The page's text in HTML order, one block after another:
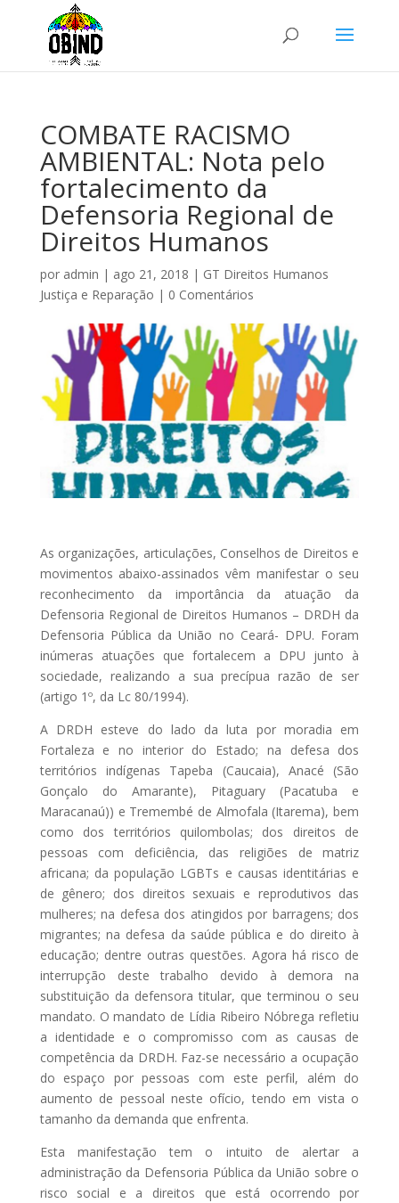
COMBATE RACISMO
AMBIENTAL: Nota pelo
fortalecimento da
Defensoria Regional de
Direitos Humanos
por admin | ago 21, 2018 | GT Direitos Humanos
Justiça e Reparação | 0 Comentários
As organizações, articulações, Conselhos de Direitos e
movimentos abaixo-assinados vêm manifestar o seu
reconhecimento da importância da atuação da
Defensoria Regional de Direitos Humanos – DRDH da
Defensoria Pública da União no Ceará- DPU. Foram
inúmeras atuações que fortalecem a DPU junto à
sociedade, realizando a sua precípua razão de ser
(artigo 1º, da Lc 80/1994).
A DRDH esteve do lado da luta por moradia em
Fortaleza e no interior do Estado; na defesa dos
territórios indígenas Tapeba (Caucaia), Anacé (São
Gonçalo do Amarante), Pitaguary (Pacatuba e
Maracanaú)) e Tremembé de Almofala (Itarema), bem
como dos territórios quilombolas; dos direitos de
pessoas com deficiência, das religiões de matriz
africana; da população LGBTs e causas identitárias e
de gênero; dos direitos sexuais e reprodutivos das
mulheres; na defesa dos atingidos por barragens; dos
migrantes; na defesa da saúde pública e do direito à
educação; dentre outras questões. Agora há risco de
interrupção deste trabalho devido à demora na
substituição da defensora titular, que terminou o seu
mandato. O mandato de Lídia Ribeiro Nóbrega refletiu
a identidade e o compromisso com as causas de
competência da DRDH. Faz-se necessário a ocupação
do espaço por pessoas com este perfil, além do
aumento de pessoal neste ofício, tendo em vista o
tamanho da demanda que enfrenta.
Esta manifestação tem o intuito de alertar a
administração da Defensoria Pública da União sobre o
risco social e a direitos que está ocorrendo por